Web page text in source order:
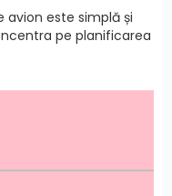
avion este simplă și
pe planificarea